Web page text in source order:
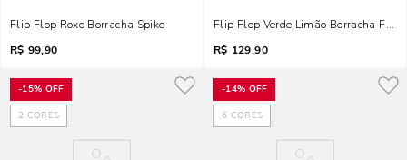
Flip Flop Roxo Borracha Spike
R$ 99,90
Flip Flop Verde Limão Borracha
R$ 129,90
-15% OFF
2 CORES
-14% OFF
6 CORES